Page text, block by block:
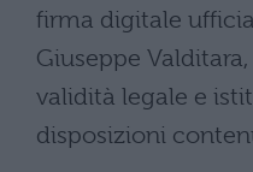
firma digitale
Giuseppe
validità legale e
disposizioni